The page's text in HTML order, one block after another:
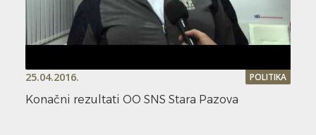
25.04.2016. POLITIKA
Konačni rezultati OO SNS Stara Pazova